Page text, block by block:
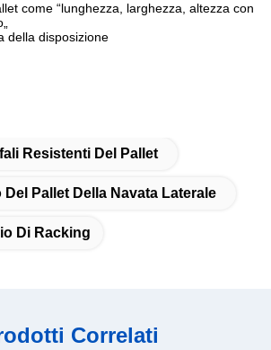
come “lunghezza, larghezza, altezza con
della disposizione
Resistenti Del Pallet
Pallet Della Navata Laterale
Di Racking
Correlati